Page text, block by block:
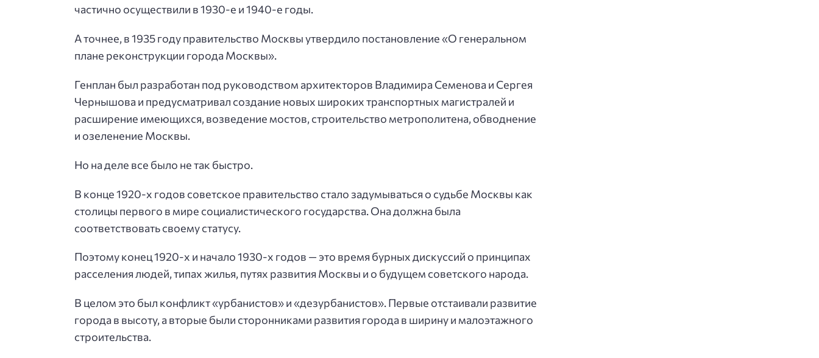
частично осуществили в 1930-е и 1940-е годы.
А точнее, в 1935 году правительство Москвы утвердило постановление «О генеральном
плане реконструкции города Москвы».
Генплан был разработан под руководством архитекторов Владимира Семенова и Сергея
Чернышова и предусматривал создание новых широких транспортных магистралей и
расширение имеющихся, возведение мостов, строительство метрополитена, обводнение
и озеленение Москвы.
Но на деле все было не так быстро.
В конце 1920-х годов советское правительство стало задумываться о судьбе Москвы как
столицы первого в мире социалистического государства. Она должна была
соответствовать своему статусу.
Поэтому конец 1920-х и начало 1930-х годов — это время бурных дискуссий о принципах
расселения людей, типах жилья, путях развития Москвы и о будущем советского народа.
В целом это был конфликт «урбанистов» и «дезурбанистов». Первые отстаивали развитие
города в высоту, а вторые были сторонниками развития города в ширину и малоэтажного
строительства.